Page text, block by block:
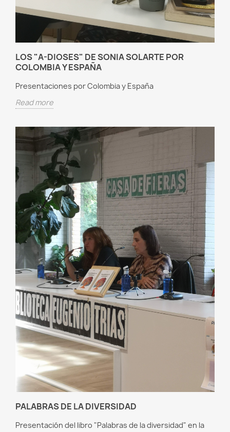
LOS "A-DIOSES" DE SONIA SOLARTE POR
COLOMBIA Y ESPAÑA
Presentaciones por Colombia y España
Read more
PALABRAS DE LA DIVERSIDAD
Presentación del libro "Palabras de la diversidad" en la